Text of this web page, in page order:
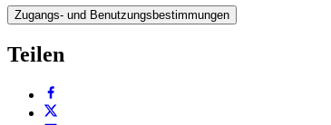
Zugangs- und Benutzungsbestimmungen
Teilen